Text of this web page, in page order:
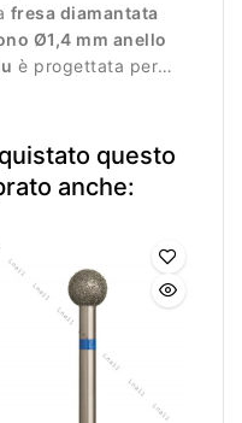
fresa diamantata
Ø1,4 mm anello
è progettata per
questo
anche: